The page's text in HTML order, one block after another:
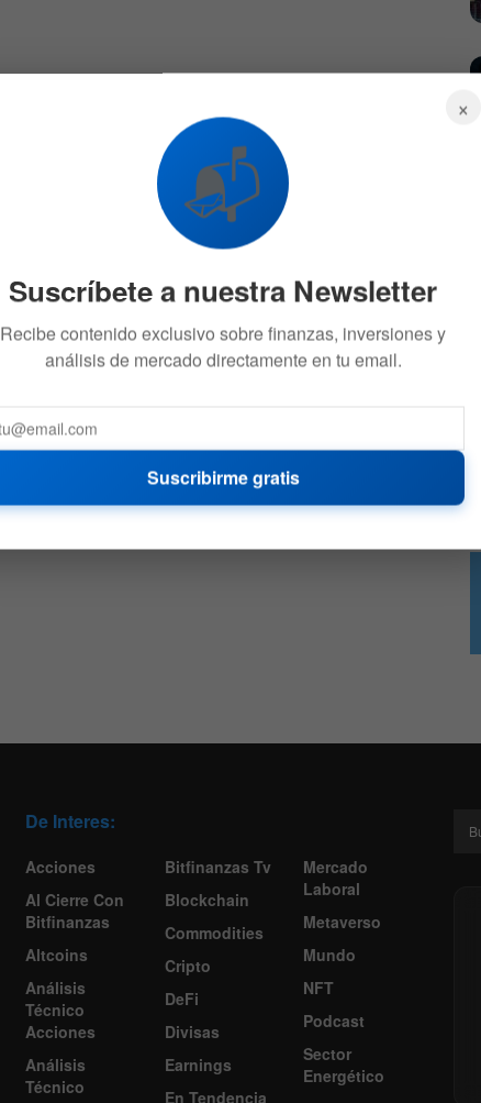
De Interes:
Acciones
Al Cierre Con
Bitfinanzas
Altcoins
Análisis
Técnico
Acciones
Análisis
Técnico
Bitfinanzas Tv
Blockchain
Commodities
Cripto
DeFi
Divisas
Earnings
En Tendencia
Mercado
Laboral
Metaverso
Mundo
NFT
Podcast
Sector
Energético
×
📬
Suscríbete a nuestra Newsletter
Recibe contenido exclusivo sobre finanzas, inversiones y
análisis de mercado directamente en tu email.
Suscribirme gratis